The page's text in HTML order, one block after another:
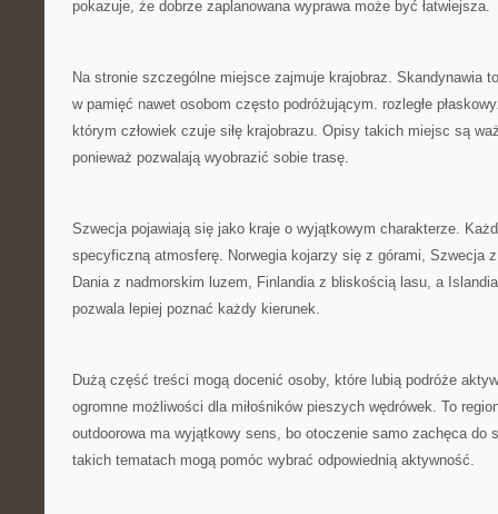
pokazuje, że dobrze zaplanowana wyprawa może być łatwiejsza.
Na stronie szczególne miejsce zajmuje krajobraz. Skandynawia
w pamięć nawet osobom często podróżującym. rozległe
którym człowiek czuje siłę krajobrazu. Opisy takich miejsc są
ponieważ pozwalają wyobrazić sobie trasę.
Szwecja pojawiają się jako kraje o wyjątkowym charakterze.
specyficzną atmosferę. Norwegia kojarzy się z górami, Szwecja
Dania z nadmorskim luzem, Finlandia z bliskością lasu, a
pozwala lepiej poznać każdy kierunek.
Dużą część treści mogą docenić osoby, które lubią podróże
ogromne możliwości dla miłośników pieszych wędrówek. To
outdoorowa ma wyjątkowy sens, bo otoczenie samo zachęca do
takich tematach mogą pomóc wybrać odpowiednią aktywność.